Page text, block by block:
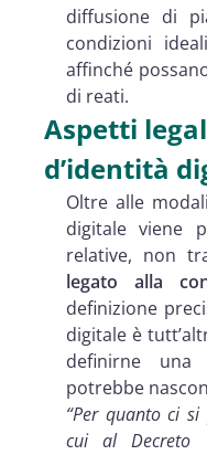
diffusione di
condizioni
affinché
di reati.
Aspetti
d’identità
Oltre alle
digitale viene
relative, non
legato alla
definizione
digitale è
definirne
potrebbe
“Per quanto ci
cui al Decreto